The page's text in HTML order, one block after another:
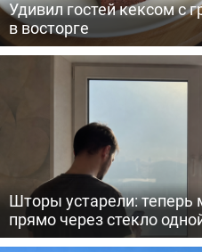
Удивил гостей кексом с
в восторге
Шторы устарели:
прямо через стекло